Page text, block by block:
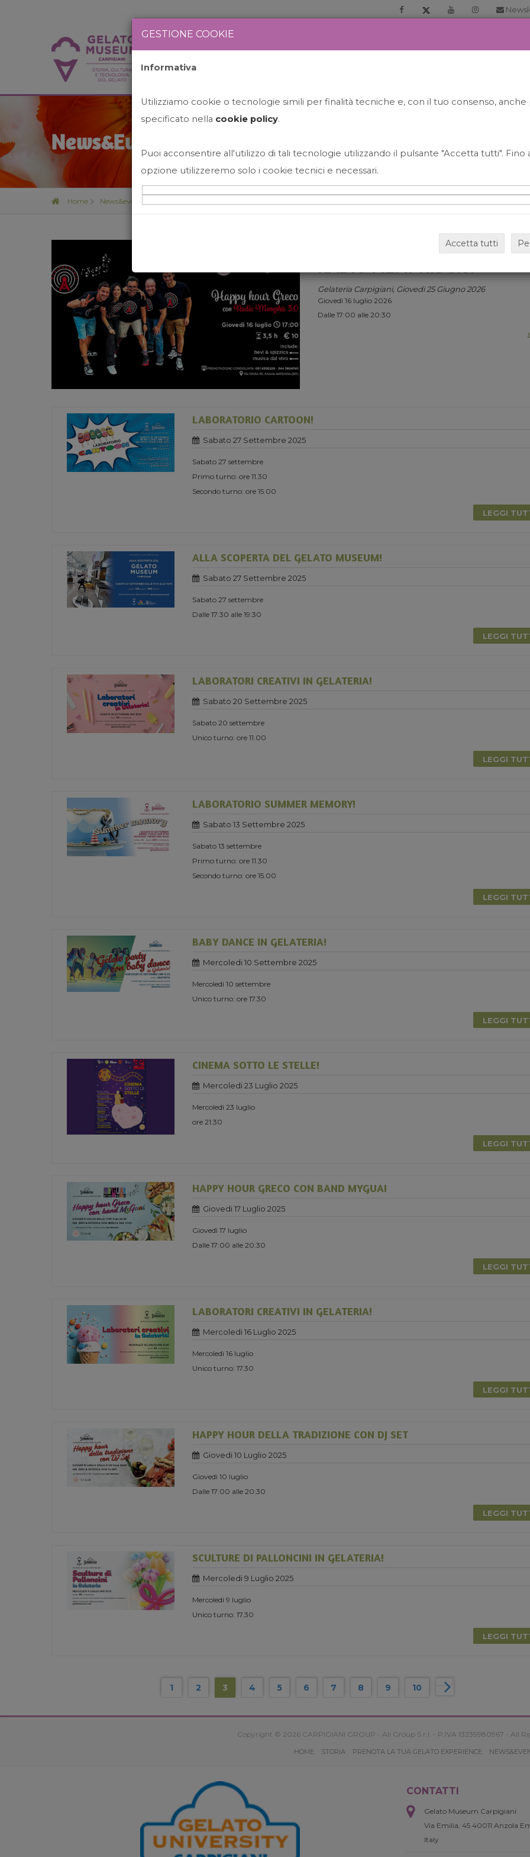
News&Events
Home News&events
HAPPY HOUR GRECO CON
RADIO MEMPHIS 3.0.
Gelateria Carpigiani, Giovedi 25 Giugno 2026
Giovedì 16 luglio 2026
Dalle 17:00 alle 20:30
LABORATORIO CARTOON!
Sabato 27 Settembre 2025
Sabato 27 settembre
Primo turno: ore 11.30
Secondo turno: ore 15.00
LEGGI
ALLA SCOPERTA DEL GELATO MUSEUM!
Sabato 27 Settembre 2025
Sabato 27 settembre
Dalle 17:30 alle 19:30
LEGGI
LABORATORI CREATIVI IN GELATERIA!
Sabato 20 Settembre 2025
Sabato 20 settembre
Unico turno: ore 11.00
LEGGI
LABORATORIO SUMMER MEMORY!
Sabato 13 Settembre 2025
Sabato 13 settembre
Primo turno: ore 11.30
Secondo turno: ore 15.00
LEGGI
BABY DANCE IN GELATERIA!
Mercoledi 10 Settembre 2025
Mercoledì 10 settembre
Unico turno: ore 17.30
LEGGI
CINEMA SOTTO LE STELLE!
Mercoledi 23 Luglio 2025
Mercoledì 23 luglio
ore 21:30
LEGGI
HAPPY HOUR GRECO CON BAND MYGUAI
Giovedi 17 Luglio 2025
Giovedì 17 luglio
Dalle 17:00 alle 20:30
LEGGI
LABORATORI CREATIVI IN GELATERIA!
Mercoledi 16 Luglio 2025
Mercoledì 16 luglio
Unico turno: 17.30
LEGGI
HAPPY HOUR DELLA TRADIZIONE CON DJ SET
Giovedi 10 Luglio 2025
Giovedì 10 luglio
Dalle 17:00 alle 20:30
LEGGI
SCULTURE DI PALLONCINI IN GELATERIA!
Mercoledi 9 Luglio 2025
Mercoledì 9 luglio
Unico turno: 17.30
LEGGI
1 2 3 4 5 6 7 8 9 10
Copyright © 2026 CARPIGIANI GROUP - Ali Group S.r.l. - P.IVA 13239980967 - All
HOME STORIA PRENOTA LA TUA GELATO EXPERIENCE
CONTATTI
Gelato Museum Carpigiani
Via Emilia, 45 40011 Anzola
Italy
GESTIONE COOKIE
Informativa
Utilizziamo cookie o tecnologie simili per finalità tecniche e, con il tuo consenso,
specificato nella cookie policy.
Puoi acconsentire all'utilizzo di tali tecnologie utilizzando il pulsante "Accetta tutti". Fino
opzione utilizzeremo solo i cookie tecnici e necessari.
Accetta tutti